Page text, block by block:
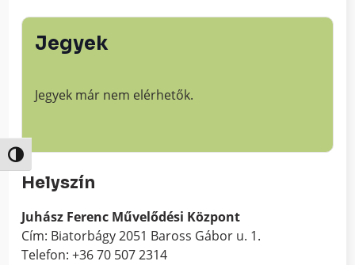
Nagy kontraszt váltása
Jegyek
Jegyek már nem elérhetők.
Helyszín
Juhász Ferenc Művelődési Központ
Cím: Biatorbágy 2051 Baross Gábor u. 1.
Telefon: +36 70 507 2314